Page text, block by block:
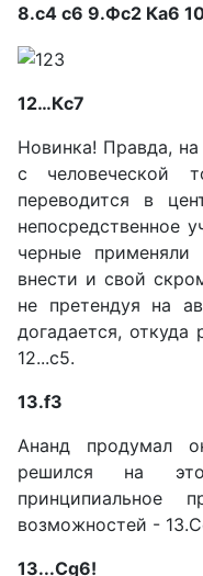
8.c4 с6 9.Фc2 Ка6
12…Кc7
Новинка! Правда,
с человеческой
переводится в
непосредственное
черные
внести и свой
не претендуя на
догадается,
12...с5.
13.f3
Ананд продумал
решился на
принципиальное
возможностей -
13...Сg6!